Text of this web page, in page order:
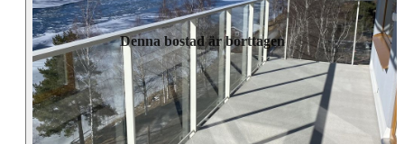
Denna bostad är borttagen